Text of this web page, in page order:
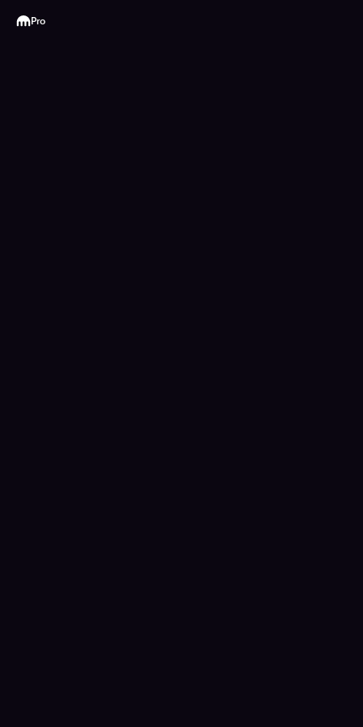
Kraken
Pro